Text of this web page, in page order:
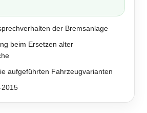
der Bremsanlage
beim Ersetzen alter
aufgeführten Fahrzeugvarianten
2015